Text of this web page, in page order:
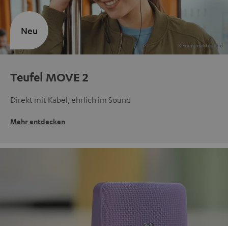
Teufel MOVE 2
Direkt mit Kabel, ehrlich im Sound
Mehr entdecken
Neu